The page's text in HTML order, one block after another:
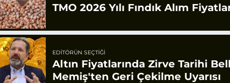
TMO 2026 Yılı Fındık Alım
EDITÖRÜN SEÇTIĞI
Altın Fiyatlarında Zirve Tarihi
Memiş'ten Geri Çekilme Uyarısı